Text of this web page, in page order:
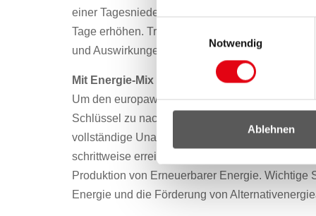
Einwilligungsauswahl
Notwendig
Ablehnen
einer Tagesniederschlagssumme unter 1 mm
Tage erhöhen. Trockenstress von Pflanzen,
und Auswirkungen auf die
Mit Energie-Mix und voller Kraft für den
Um den europaweit anerkannten Weg des
Schlüssel zu nachhaltigem Klimaschutz
vollständige Unabhängigkeit von fossiler und
schrittweise erreicht werden kann. Angestrebt
Produktion von Erneuerbarer Energie.
Energie und die Förderung von